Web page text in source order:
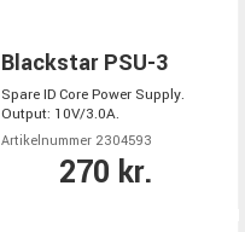
Blackstar PSU-3
Spare ID Core Power Supply.
Output: 10V/3.0A.
Artikelnummer 2304593
270 kr.